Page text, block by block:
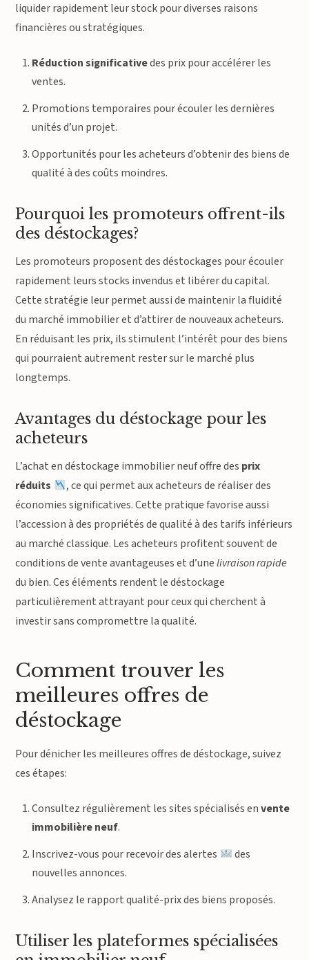
liquider rapidement leur stock pour diverses raisons
financières ou stratégiques.
Réduction significativedes prix pour accélérer les
ventes.
Promotions temporaires pour écouler les dernières
unités d’un projet.
Opportunités pour les acheteurs d’obtenir des biens de
qualité à des coûts moindres.
Pourquoi les promoteurs offrent-ils
des déstockages?
Les promoteurs proposent des déstockages pour écouler
rapidement leurs stocks invendus et libérer du capital.
Cette stratégie leur permet aussi de maintenir la fluidité
du marché immobilier et d’attirer de nouveaux acheteurs.
En réduisant les prix, ils stimulent l’intérêt pour des biens
qui pourraient autrement rester sur le marché plus
longtemps.
Avantages du déstockage pour les
acheteurs
L’achat en déstockage immobilier neuf offre des prix
réduits
, ce qui permet aux acheteurs de réaliser des
économies significatives. Cette pratique favorise aussi
l’accession à des propriétés de qualité à des tarifs inférieurs
au marché classique. Les acheteurs profitent souvent de
conditions de vente avantageuses et d’unelivraison rapide
du bien. Ces éléments rendent le déstockage
particulièrement attrayant pour ceux qui cherchent à
investir sans compromettre la qualité.
Comment trouver les
meilleures offres de
déstockage
Pour dénicher les meilleures offres de déstockage, suivez
ces étapes:
Consultez régulièrement les sites spécialisés envente
immobilière neuf.
Inscrivez-vous pour recevoir des alertes
des
nouvelles annonces.
Analysez le rapport qualité-prix des biens proposés.
Utiliser les plateformes spécialisées